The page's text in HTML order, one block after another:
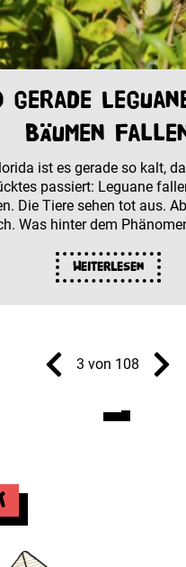
gerade
Bäumen
ist es gerade so kalt,
passiert: Leguane
Die Tiere sehen tot aus.
Was hinter dem
Weiterlesen
3 von 108